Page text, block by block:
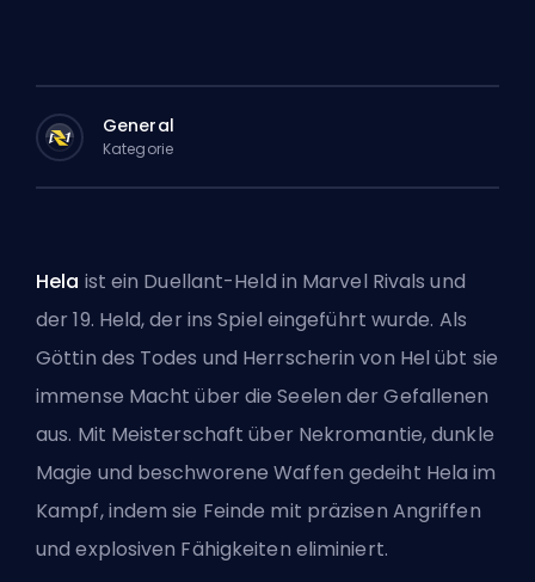
General
Kategorie
Hela ist ein Duellant-Held in Marvel Rivals und
der 19. Held, der ins Spiel eingeführt wurde. Als
Göttin des Todes und Herrscherin von Hel übt sie
immense Macht über die Seelen der Gefallenen
aus. Mit Meisterschaft über Nekromantie, dunkle
Magie und beschworene Waffen gedeiht Hela im
Kampf, indem sie Feinde mit präzisen Angriffen
und explosiven Fähigkeiten eliminiert.